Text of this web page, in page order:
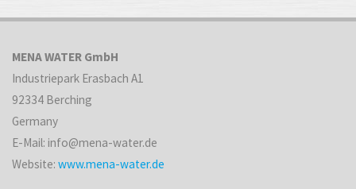
MENA WATER GmbH
Industriepark Erasbach A1
92334 Berching
Germany
E-Mail: info@mena-water.de
Website:www.mena-water.de